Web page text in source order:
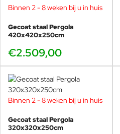
Binnen 2 - 8 weken bij u in huis
Gecoat staal Pergola
420x420x250cm
€2.509,00
Binnen 2 - 8 weken bij u in huis
Gecoat staal Pergola
320x320x250cm